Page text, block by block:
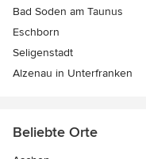
Bad Soden am Taunus
Eschborn
Seligenstadt
Alzenau in Unterfranken
Beliebte Orte